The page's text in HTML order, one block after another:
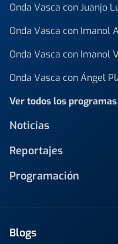
Onda Vasca con Juanjo
Onda Vasca con Imanol
Onda Vasca con Imanol
Onda Vasca con Ángel
Ver todos los programas
Noticias
Reportajes
Programación
Blogs